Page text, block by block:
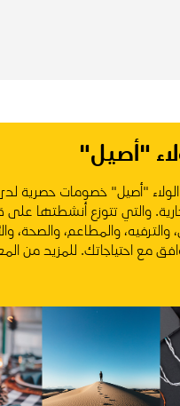
"أصيل"
"أصيل" خصومات حصرية
والتي تتوزع أنشطتها
والمطاعم، والصحة،
مع احتياجاتك. للمزيد من